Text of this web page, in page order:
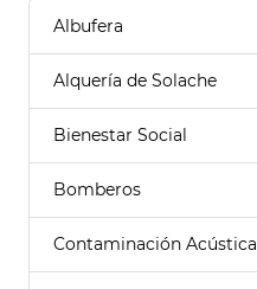
Albufera
Alquería de Solache
Bienestar Social
Bomberos
Contaminación Acústica